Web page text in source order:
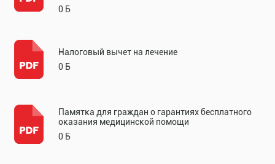
0 Б
Налоговый вычет на лечение
0 Б
Памятка для граждан о гарантиях бесплатного
оказания медицинской помощи
0 Б